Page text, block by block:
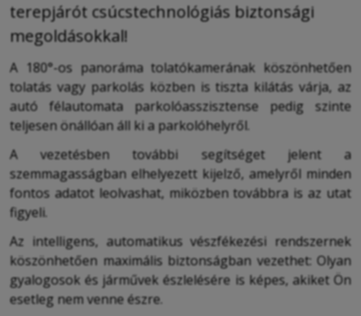
terepjárót csúcstechnológiás biztonsági
megoldásokkal!
A 180°-os panoráma tolatókamerának köszönhetően
tolatás vagy parkolás közben is tiszta kilátás várja, az
autó félautomata parkolóasszisztense pedig szinte
teljesen önállóan áll ki a parkolóhelyről.
A vezetésben további segítséget jelent a
szemmagasságban elhelyezett kijelző, amelyről minden
fontos adatot leolvashat, miközben továbbra is az utat
figyeli.
Az intelligens, automatikus vészfékezési rendszernek
köszönhetően maximális biztonságban vezethet: Olyan
gyalogosok és járművek észlelésére is képes, akiket Ön
esetleg nem venne észre.